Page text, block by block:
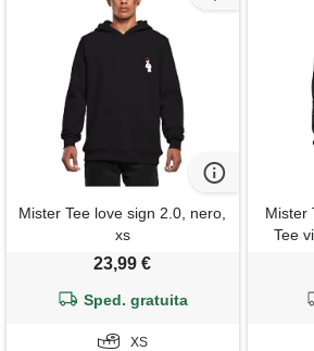
Mister Tee love sign 2.0, nero,
xs
23,99 €
Sped. gratuita
XS
Mister
Tee